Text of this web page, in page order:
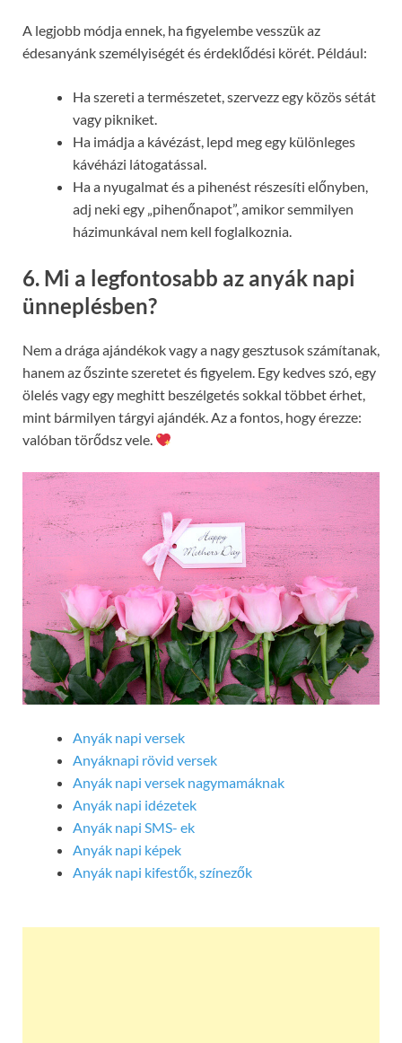
A legjobb módja ennek, ha figyelembe vesszük az
édesanyánk személyiségét és érdeklődési körét. Például:
Ha szereti a természetet, szervezz egy közös sétát
vagy pikniket.
Ha imádja a kávézást, lepd meg egy különleges
kávéházi látogatással.
Ha a nyugalmat és a pihenést részesíti előnyben,
adj neki egy „pihenőnapot”, amikor semmilyen
házimunkával nem kell foglalkoznia.
6. Mi a legfontosabb az anyák napi
ünneplésben?
Nem a drága ajándékok vagy a nagy gesztusok számítanak,
hanem az őszinte szeretet és figyelem. Egy kedves szó, egy
ölelés vagy egy meghitt beszélgetés sokkal többet érhet,
mint bármilyen tárgyi ajándék. Az a fontos, hogy érezze:
valóban törődsz vele.
Anyák napi versek
Anyáknapi rövid versek
Anyák napi versek nagymamáknak
Anyák napi idézetek
Anyák napi SMS- ek
Anyák napi képek
Anyák napi kifestők, színezők